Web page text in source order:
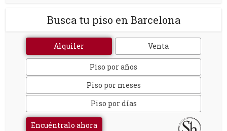
Busca tu piso en Barcelona
Alquiler Venta
Piso por años
Piso por meses
Piso por días
Encuéntralo ahora